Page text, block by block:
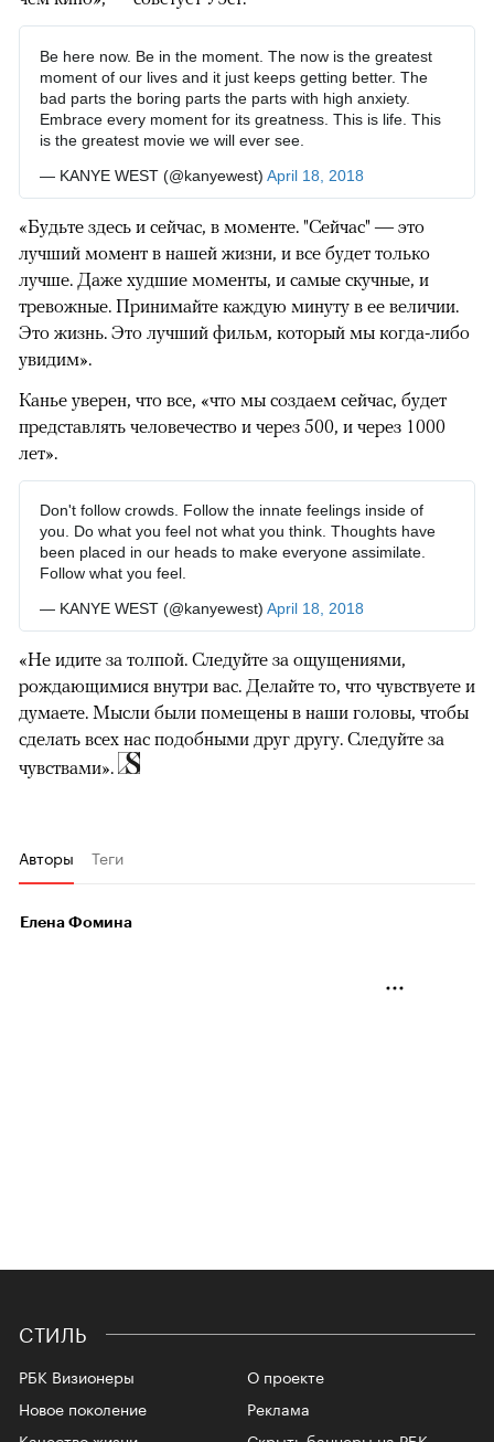
Be here now. Be in the moment. The now is the greatest
moment of our lives and it just keeps getting better. The
bad parts the boring parts the parts with high anxiety.
Embrace every moment for its greatness. This is life. This
is the greatest movie we will ever see.
— KANYE WEST (@kanyewest) April 18, 2018
«Будьте здесь и сейчас, в моменте. "Сейчас" — это
лучший момент в нашей жизни, и все будет только
лучше. Даже худшие моменты, и самые скучные, и
тревожные. Принимайте каждую минуту в ее величии.
Это жизнь. Это лучший фильм, который мы когда-либо
увидим».
Канье уверен, что все, «что мы создаем сейчас, будет
представлять человечество и через 500, и через 1000
лет».
Don't follow crowds. Follow the innate feelings inside of
you. Do what you feel not what you think. Thoughts have
been placed in our heads to make everyone assimilate.
Follow what you feel.
— KANYE WEST (@kanyewest) April 18, 2018
«Не идите за толпой. Следуйте за ощущениями,
рождающимися внутри вас. Делайте то, что чувствуете и
думаете. Мысли были помещены в наши головы, чтобы
сделать всех нас подобными друг другу. Следуйте за
чувствами».
Авторы Теги
Елена Фомина
СТИЛЬ
РБК Визионеры
Новое поколение
О проекте
Реклама